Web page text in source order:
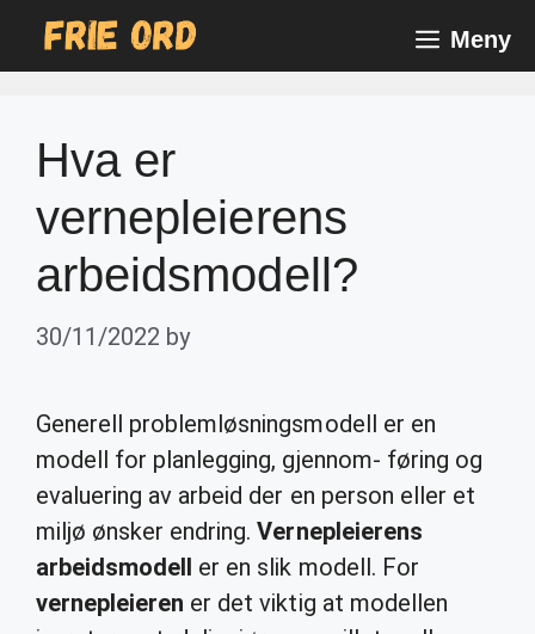
Meny
Hva er
vernepleierens
arbeidsmodell?
30/11/2022 by
Generell problemløsningsmodell er en
modell for planlegging, gjennom- føring og
evaluering av arbeid der en person eller et
miljø ønsker endring.Vernepleierens
arbeidsmodell er en slik modell. For
vernepleieren er det viktig at modellen